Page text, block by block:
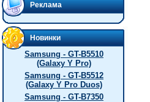
Реклама
Новинки
Samsung - GT-B5510
(Galaxy Y Pro)
Samsung - GT-B5512
(Galaxy Y Pro Duos)
Samsung - GT-B7350